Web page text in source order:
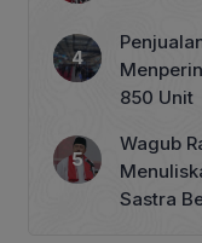
850 Unit
Wagub
Sastra